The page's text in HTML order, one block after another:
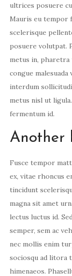
ultrices posuere
Mauris eu tempor
scelerisque
posuere volutpat.
metus in,
congue
interdum
metus nisl ut
fermentum id.
Another
Fusce tempor
ex, vitae rhoncus
tincidunt
magna sit amet
lectus luctus id.
semper, sem ac
nec mollis enim
sociosqu ad litora
himenaeos.